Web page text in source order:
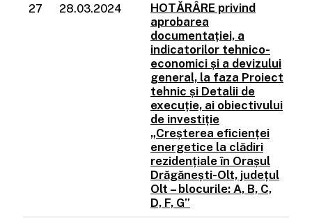
27 28.03.2024
HOTĂRÂRE privind
aprobarea
documentației, a
indicatorilor tehnico-
economici și a devizului
general, la faza Proiect
tehnic și Detalii de
execuție, ai obiectivului
de investiție
„Creșterea eficienței
energetice la clădiri
rezidențiale în Orașul
Drăgănești-Olt, județul
Olt – blocurile: A, B, C,
D, F, G”